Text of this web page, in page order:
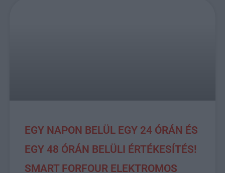
EGY NAPON BELÜL EGY 24 ÓRÁN ÉS
EGY 48 ÓRÁN BELÜLI ÉRTÉKESÍTÉS!
SMART FORFOUR ELEKTROMOS